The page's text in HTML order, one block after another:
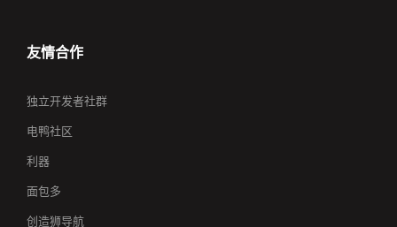
友情合作
独立开发者社群
电鸭社区
利器
面包多
创造狮导航